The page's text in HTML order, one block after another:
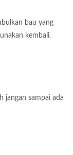
bau yang
kembali.
jangan sampai ada